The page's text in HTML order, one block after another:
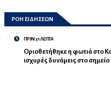
ΡΟΗ ΕΙΔΗΣΕΩΝ
ΠΡΙΝ 31 ΛΕΠΤΑ
Οριοθετήθηκε η φωτιά στο
ισχυρές δυνάμεις στο σημείο